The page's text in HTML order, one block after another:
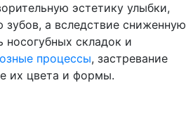
эстетику улыбки,
а вследствие сниженную
носогубных складок и
процессы, застревание
их цвета и формы.